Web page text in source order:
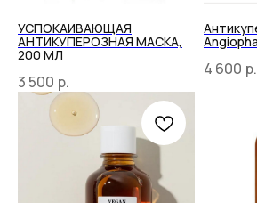
УСПОКАИВАЮЩАЯ
АНТИКУПЕРОЗНАЯ МАСКА,
200 МЛ
3 500 р.
4 600 р.